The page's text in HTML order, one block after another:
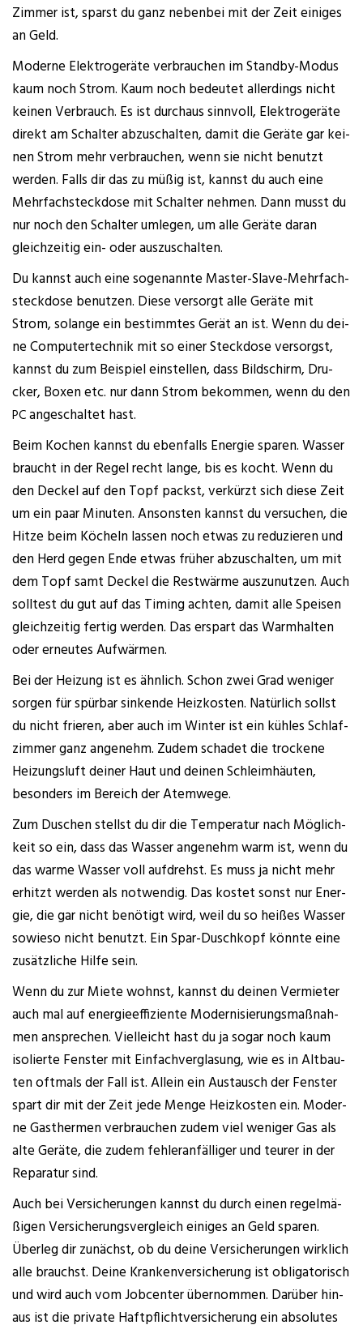
Zim­mer ist, sparst du ganz neben­bei mit der Zeit eini­ges
an Geld.
Moder­ne Elek­tro­ge­rä­te ver­brau­chen im Stand­by-Modus
kaum noch Strom. Kaum noch bedeu­tet aller­dings nicht
kei­nen Ver­brauch. Es ist durch­aus sinn­voll, Elek­tro­ge­rä­te
direkt am Schal­ter abzu­schal­ten, damit die Gerä­te gar kei­
nen Strom mehr ver­brau­chen, wenn sie nicht benutzt
wer­den. Falls dir das zu müßig ist, kannst du auch eine
Mehr­fach­steck­do­se mit Schal­ter neh­men. Dann musst du
nur noch den Schal­ter umle­gen, um alle Gerä­te dar­an
gleich­zei­tig ein- oder auszuschalten.
Du kannst auch eine soge­nann­te Mas­ter-Slave-Mehr­fach­
steck­do­se benut­zen. Die­se ver­sorgt alle Gerä­te mit
Strom, solan­ge ein bestimm­tes Gerät an ist. Wenn du dei­
ne Com­pu­ter­tech­nik mit so einer Steck­do­se ver­sorgst,
kannst du zum Bei­spiel ein­stel­len, dass Bild­schirm, Dru­
cker, Boxen etc. nur dann Strom bekom­men, wenn du den
PCange­schal­tet hast.
Beim Kochen kannst du eben­falls Ener­gie spa­ren. Was­ser
braucht in der Regel recht lan­ge, bis es kocht. Wenn du
den Deckel auf den Topf packst, ver­kürzt sich die­se Zeit
um ein paar Minu­ten. Ansons­ten kannst du ver­su­chen, die
Hit­ze beim Köcheln las­sen noch etwas zu redu­zie­ren und
den Herd gegen Ende etwas frü­her abzu­schal­ten, um mit
dem Topf samt Deckel die Rest­wär­me aus­zu­nut­zen. Auch
soll­test du gut auf das Timing ach­ten, damit alle Spei­sen
gleich­zei­tig fer­tig wer­den. Das erspart das Warm­hal­ten
oder erneu­tes Aufwärmen.
Bei der Hei­zung ist es ähn­lich. Schon zwei Grad weni­ger
sor­gen für spür­bar sin­ken­de Heiz­kos­ten. Natür­lich sollst
du nicht frie­ren, aber auch im Win­ter ist ein küh­les Schlaf­
zim­mer ganz ange­nehm. Zudem scha­det die tro­cke­ne
Hei­zungs­luft dei­ner Haut und dei­nen Schleim­häu­ten,
beson­ders im Bereich der Atemwege.
Zum Duschen stellst du dir die Tem­pe­ra­tur nach Mög­lich­
keit so ein, dass das Was­ser ange­nehm warm ist, wenn du
das war­me Was­ser voll auf­drehst. Es muss ja nicht mehr
erhitzt wer­den als not­wen­dig. Das kos­tet sonst nur Ener­
gie, die gar nicht benö­tigt wird, weil du so hei­ßes Was­ser
sowie­so nicht benutzt. Ein Spar-Dusch­kopf könn­te eine
zusätz­li­che Hil­fe sein.
Wenn du zur Mie­te wohnst, kannst du dei­nen Ver­mie­ter
auch mal auf ener­gie­ef­fi­zi­en­te Moder­ni­sie­rungs­maß­nah­
men anspre­chen. Viel­leicht hast du ja sogar noch kaum
iso­lier­te Fens­ter mit Ein­fach­ver­gla­sung, wie es in Alt­bau­
ten oft­mals der Fall ist. Allein ein Aus­tausch der Fens­ter
spart dir mit der Zeit jede Men­ge Heiz­kos­ten ein. Moder­
ne Gas­ther­men ver­brau­chen zudem viel weni­ger Gas als
alte Gerä­te, die zudem feh­ler­an­fäl­li­ger und teu­rer in der
Repa­ra­tur sind.
Auch bei Ver­si­che­run­gen kannst du durch einen regel­mä­
ßi­gen Ver­si­che­rungs­ver­gleich eini­ges an Geld spa­ren.
Über­leg dir zunächst, ob du dei­ne Ver­si­che­run­gen wirk­lich
alle brauchst. Dei­ne Kran­ken­ver­si­che­rung ist obli­ga­to­risch
und wird auch vom Job­cen­ter über­nom­men. Dar­über hin­
aus ist die pri­va­te Haft­pflicht­ver­si­che­rung ein abso­lu­tes